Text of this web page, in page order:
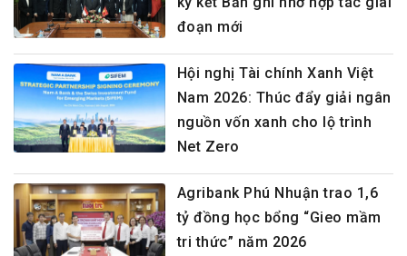
đoạn mới
Hội nghị Tài chính Xanh Việt
Nam 2026: Thúc đẩy giải ngân
nguồn vốn xanh cho lộ trình
Net Zero
Agribank Phú Nhuận trao 1,6
tỷ đồng học bổng “Gieo mầm
tri thức” năm 2026